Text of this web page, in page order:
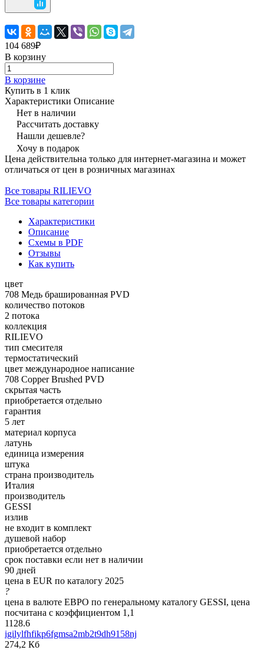
104 689₽
В корзину
В корзине
Купить в 1 клик
Характеристики Описание
Нет в наличии
Рассчитать доставку
Нашли дешевле?
Хочу в подарок
Цена действительна только для интернет-магазина и может
отличаться от цен в розничных магазинах
Все товары RILIEVO
Все товары категории
Характеристики
Описание
Схемы в PDF
Отзывы
Как купить
цвет
708 Медь брашированная PVD
количество потоков
2 потока
коллекция
RILIEVO
тип смесителя
термостатический
цвет международное написание
708 Copper Brushed PVD
скрытая часть
приобретается отдельно
гарантия
5 лет
материал корпуса
латунь
единица измерения
штука
страна производитель
Италия
производитель
GESSI
излив
не входит в комплект
душевой набор
приобретается отдельно
срок поставки если нет в наличии
90 дней
цена в EUR по каталогу 2025
?
цена в валюте ЕВРО по генеральному каталогу GESSI, цена
посчитана с коэффициентом 1,1
1128.6
igilylfhfikp6fgmsa2mb2t9dh9158nj
274,2 Кб